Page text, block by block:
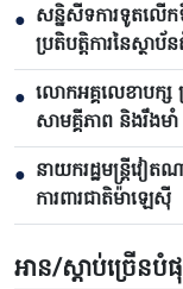
● សន្និសីទការទូតលើ
ប្រតិបត្តិការ​នៃស្ថ
● លោក​អគ្គលេខាបក្ស
សាមគ្គីភាព និងរឹងមាំ
● នាយករដ្ឋមន្ត្រីវ
ការពារជាតិម៉ាឡេស៊ី
អាន/ស្តាប់ច្រើនបំ